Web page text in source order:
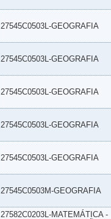
27545C0503L-GEOGRAFIA
27545C0503L-GEOGRAFIA
27545C0503L-GEOGRAFIA
27545C0503L-GEOGRAFIA
27545C0503L-GEOGRAFIA
27545C0503M-GEOGRAFIA
27582C0203L-MATEMÁTICA -